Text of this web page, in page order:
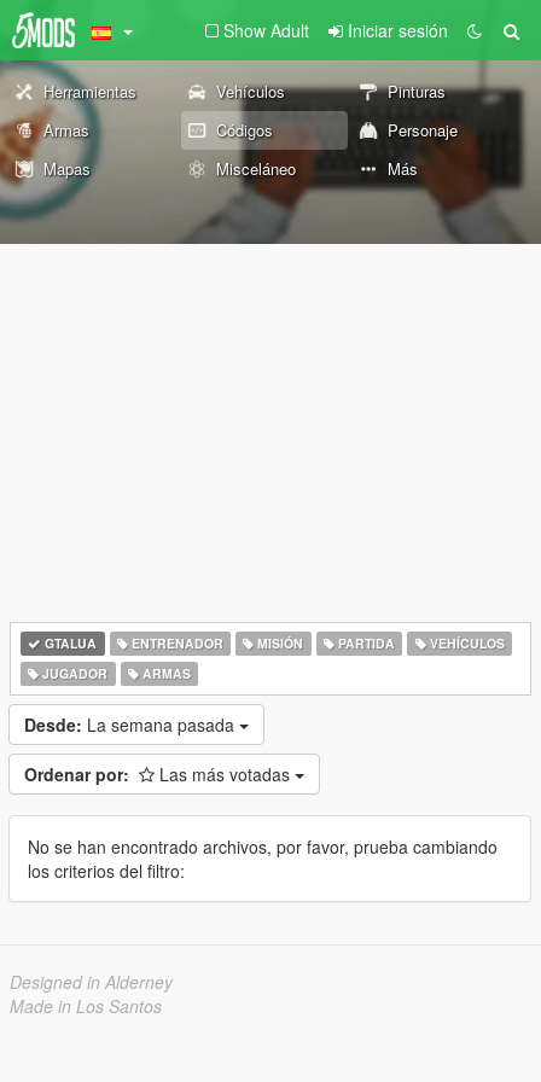
Show Adult Iniciar sesión
Herramientas Vehículos
Pinturas
Armas
Códigos
Personaje
Mapas
Misceláneo Más
GTALUA ENTRENADOR MISIÓN PARTIDA
VEHÍCULOS
JUGADOR
ARMAS
Desde: La semana pasada
Ordenar por: Las más votadas
No se han encontrado archivos, por favor, prueba cambiando
los criterios del filtro:
Designed in Alderney
Made in Los Santos